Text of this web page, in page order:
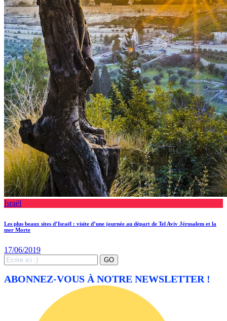
Israël
Les plus beaux sites d’Israël : visite d’une journée au départ de Tel Aviv Jérusalem et la
mer Morte
17/06/2019
Search
for:
GO
ABONNEZ-VOUS À NOTRE NEWSLETTER !